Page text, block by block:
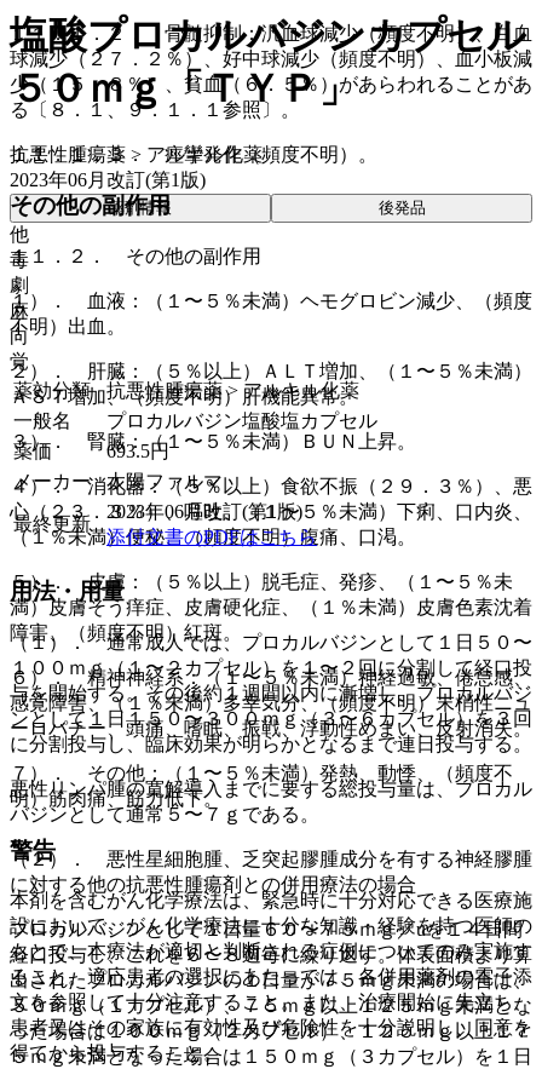
１１．１．２． 骨髄抑制：汎血球減少（頻度不明）、白血
球減少（２７．２％）、好中球減少（頻度不明）、血小板減
少（１５．８％）、貧血（６．５％）があらわれることがあ
る〔８．１、９．１．１参照〕。
１１．１．３． 痙攣発作（頻度不明）。
その他の副作用
１１．２． その他の副作用
１）． 血液：（１〜５％未満）ヘモグロビン減少、（頻度
不明）出血。
２）． 肝臓：（５％以上）ＡＬＴ増加、（１〜５％未満）
ＡＳＴ増加、（頻度不明）肝機能異常。
３）． 腎臓：（１〜５％未満）ＢＵＮ上昇。
４）． 消化器：（５％以上）食欲不振（２９．３％）、悪
心（２３．３％）、嘔吐、（１〜５％未満）下痢、口内炎、
（１％未満）便秘、（頻度不明）腹痛、口渇。
５）． 皮膚：（５％以上）脱毛症、発疹、（１〜５％未
満）皮膚そう痒症、皮膚硬化症、（１％未満）皮膚色素沈着
障害、（頻度不明）紅斑。
６）． 精神神経系：（１〜５％未満）神経過敏、倦怠感、
感覚障害、（１％未満）多幸気分、（頻度不明）末梢性ニュ
ーロパチー、頭痛、嗜眠、振戦、浮動性めまい、反射消失。
７）． その他：（１〜５％未満）発熱、動悸、（頻度不
明）筋肉痛、筋力低下。
警告
本剤を含むがん化学療法は、緊急時に十分対応できる医療施
設において、がん化学療法に十分な知識・経験を持つ医師の
もとで、本療法が適切と判断される症例についてのみ実施す
ること。適応患者の選択にあたっては、各併用薬剤の電子添
文を参照して十分注意すること。また、治療開始に先立ち、
患者又はその家族に有効性及び危険性を十分説明し、同意を
得てから投与すること。
塩酸プロカルバジンカプセル
５０ｍｇ「ＴＹＰ」
抗悪性腫瘍薬 > アルキル化薬
2023年06月改訂(第1版)
薬剤情報 後発品
他
毒
劇
麻
向
覚
薬効分類
抗悪性腫瘍薬 > アルキル化薬
一般名
プロカルバジン塩酸塩カプセル
薬価
693.5円
メーカー
太陽ファルマ
最終更新
2023年06月改訂(第1版)
添付文書のPDFはこちら
用法・用量
（１）． 通常成人では、プロカルバジンとして１日５０〜
１００ｍｇ（１〜２カプセル）を１〜２回に分割して経口投
与を開始する。その後約１週間以内に漸増し、プロカルバジ
ンとして１日１５０〜３００ｍｇ（３〜６カプセル）を３回
に分割投与し、臨床効果が明らかとなるまで連日投与する。
悪性リンパ腫の寛解導入までに要する総投与量は、プロカル
バジンとして通常５〜７ｇである。
（２）． 悪性星細胞腫、乏突起膠腫成分を有する神経膠腫
に対する他の抗悪性腫瘍剤との併用療法の場合
プロカルバジンとして１日量６０〜７５ｍｇ／uを１４日間
経口投与し、これを６〜８週毎に繰り返す。体表面積より算
出されたプロカルバジンの１日量が７５ｍｇ未満の場合は、
５０ｍｇ（１カプセル）、７５ｍｇ以上１２５ｍｇ未満とな
った場合は１００ｍｇ（２カプセル）、１２５ｍｇ以上１７
５ｍｇ未満となった場合は１５０ｍｇ（３カプセル）を１日